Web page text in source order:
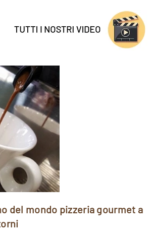
del mondo pizzeria gourmet a